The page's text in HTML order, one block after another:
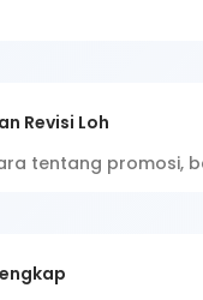
Revisi Loh
tentang